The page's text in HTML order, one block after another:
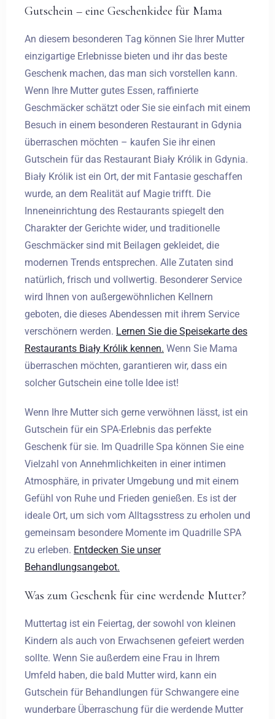
Gutschein – eine Geschenkidee für Mama
An diesem besonderen Tag können Sie Ihrer Mutter
einzigartige Erlebnisse bieten und ihr das beste
Geschenk machen, das man sich vorstellen kann.
Wenn Ihre Mutter gutes Essen, raffinierte
Geschmäcker schätzt oder Sie sie einfach mit einem
Besuch in einem besonderen Restaurant in Gdynia
überraschen möchten – kaufen Sie ihr einen
Gutschein für das Restaurant Biały Królik in Gdynia.
Biały Królik ist ein Ort, der mit Fantasie geschaffen
wurde, an dem Realität auf Magie trifft. Die
Inneneinrichtung des Restaurants spiegelt den
Charakter der Gerichte wider, und traditionelle
Geschmäcker sind mit Beilagen gekleidet, die
modernen Trends entsprechen. Alle Zutaten sind
natürlich, frisch und vollwertig. Besonderer Service
wird Ihnen von außergewöhnlichen Kellnern
geboten, die dieses Abendessen mit ihrem Service
verschönern werden. Lernen Sie die Speisekarte des
Restaurants Biały Królik kennen. Wenn Sie Mama
überraschen möchten, garantieren wir, dass ein
solcher Gutschein eine tolle Idee ist!
Wenn Ihre Mutter sich gerne verwöhnen lässt, ist ein
Gutschein für ein SPA-Erlebnis das perfekte
Geschenk für sie. Im Quadrille Spa können Sie eine
Vielzahl von Annehmlichkeiten in einer intimen
Atmosphäre, in privater Umgebung und mit einem
Gefühl von Ruhe und Frieden genießen. Es ist der
ideale Ort, um sich vom Alltagsstress zu erholen und
gemeinsam besondere Momente im Quadrille SPA
zu erleben. Entdecken Sie unser
Behandlungsangebot.
Was zum Geschenk für eine werdende Mutter?
Muttertag ist ein Feiertag, der sowohl von kleinen
Kindern als auch von Erwachsenen gefeiert werden
sollte. Wenn Sie außerdem eine Frau in Ihrem
Umfeld haben, die bald Mutter wird, kann ein
Gutschein für Behandlungen für Schwangere eine
wunderbare Überraschung für die werdende Mutter